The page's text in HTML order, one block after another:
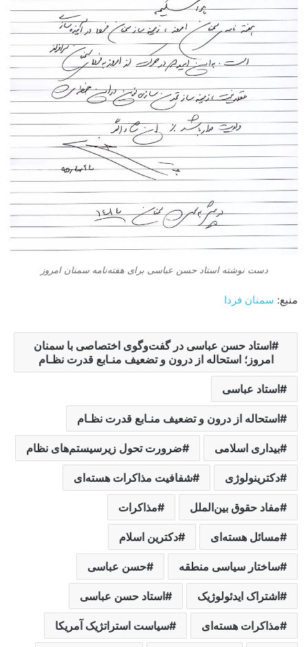
دست نوشته استاد حسن عباسی برای هفته‌نامه سمنان امروز
منبع: سمنان فردا
استاد حسن عباسی در گفت‌وگوی اختصاصی با سمنان
امروز؛ استحاله از درون و تضعیف منـابع قدرت نظـام
استاد عباسی
استحاله از درون و تضعیف منـابع قدرت نظـام
بیداری اسلامی ضرورت تحول زیرسیستم‌های نظام
دکترینولوژی شفافیت مذاکرات هسته‌ای
مفاد حقوق بین‌الملل مذاکرات
مسائل هسته‌ای دکترین ‌اسلام‌
ساختار سیاسی منطقه حسن عباسی
اشتراک ایدئولوژیک استاد حسن عباسی
مذاکرات هسته‌ای سیاست استراتژیک آمریکا